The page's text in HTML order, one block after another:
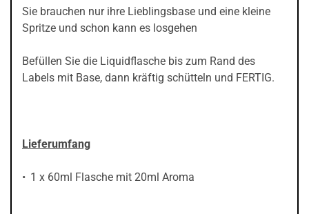
Sie brauchen nur ihre Lieblingsbase und eine kleine
Spritze und schon kann es losgehen
Befüllen Sie die Liquidflasche bis zum Rand des
Labels mit Base, dann kräftig schütteln und FERTIG.
Lieferumfang
1 x 60ml Flasche mit 20ml Aroma